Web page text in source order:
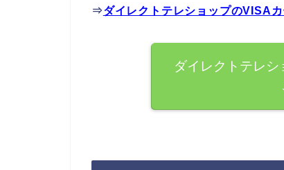
⇒ダイレクトテレショップのVISA
ダイレクトテレ